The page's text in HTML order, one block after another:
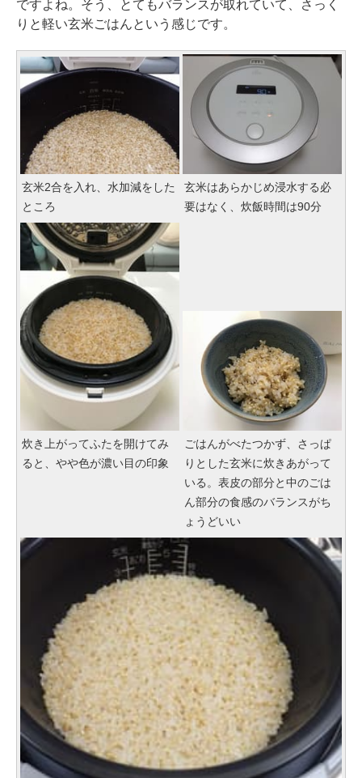
ですよね。そう、とてもバランスが取れていて、さっく
りと軽い玄米ごはんという感じです。
玄米2合を入れ、水加減をした
ところ
玄米はあらかじめ浸水する必
要はなく、炊飯時間は90分
炊き上がってふたを開けてみ
ると、やや色が濃い目の印象
ごはんがべたつかず、さっぱ
りとした玄米に炊きあがって
いる。表皮の部分と中のごは
ん部分の食感のバランスがち
ょうどいい